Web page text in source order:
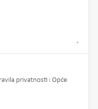
privatnosti i Opće